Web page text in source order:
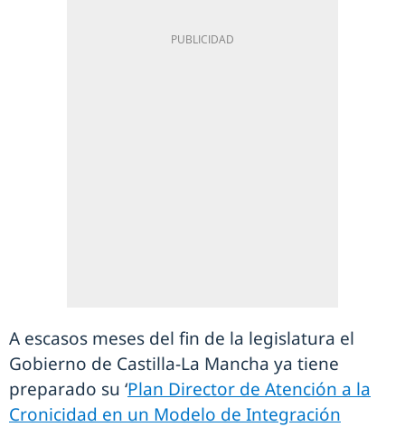
A escasos meses del fin de la legislatura el
Gobierno de Castilla-La Mancha ya tiene
preparado su ‘Plan Director de Atención a la
Cronicidad en un Modelo de Integración